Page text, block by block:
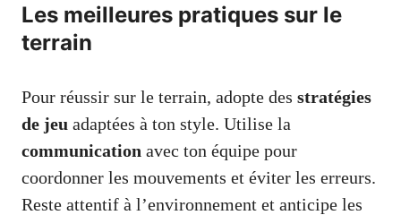
Les meilleures pratiques sur le
terrain
Pour réussir sur le terrain, adopte des stratégies
de jeu adaptées à ton style. Utilise la
communication avec ton équipe pour
coordonner les mouvements et éviter les erreurs.
Reste attentif à l’environnement et anticipe les